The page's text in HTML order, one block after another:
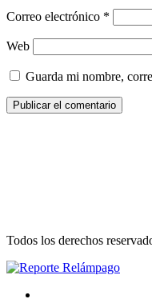
Correo electrónico *
Web
Guarda mi nombre,
Todos los derechos